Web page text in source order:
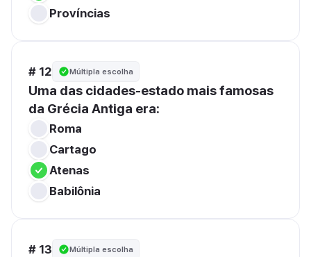
Províncias
# 12 Múltipla escolha
Uma das cidades-estado mais famosas
da Grécia Antiga era:
Roma
Cartago
Atenas
Babilônia
# 13 Múltipla escolha